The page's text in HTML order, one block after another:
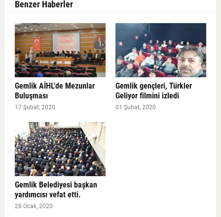
Benzer Haberler
Gemlik AİHL'de Mezunlar
Buluşması
17 Şubat, 2020
Gemlik gençleri, Türkler
Geliyor filmini izledi
01 Şubat, 2020
Gemlik Belediyesi başkan
yardımcısı vefat etti.
28 Ocak, 2020